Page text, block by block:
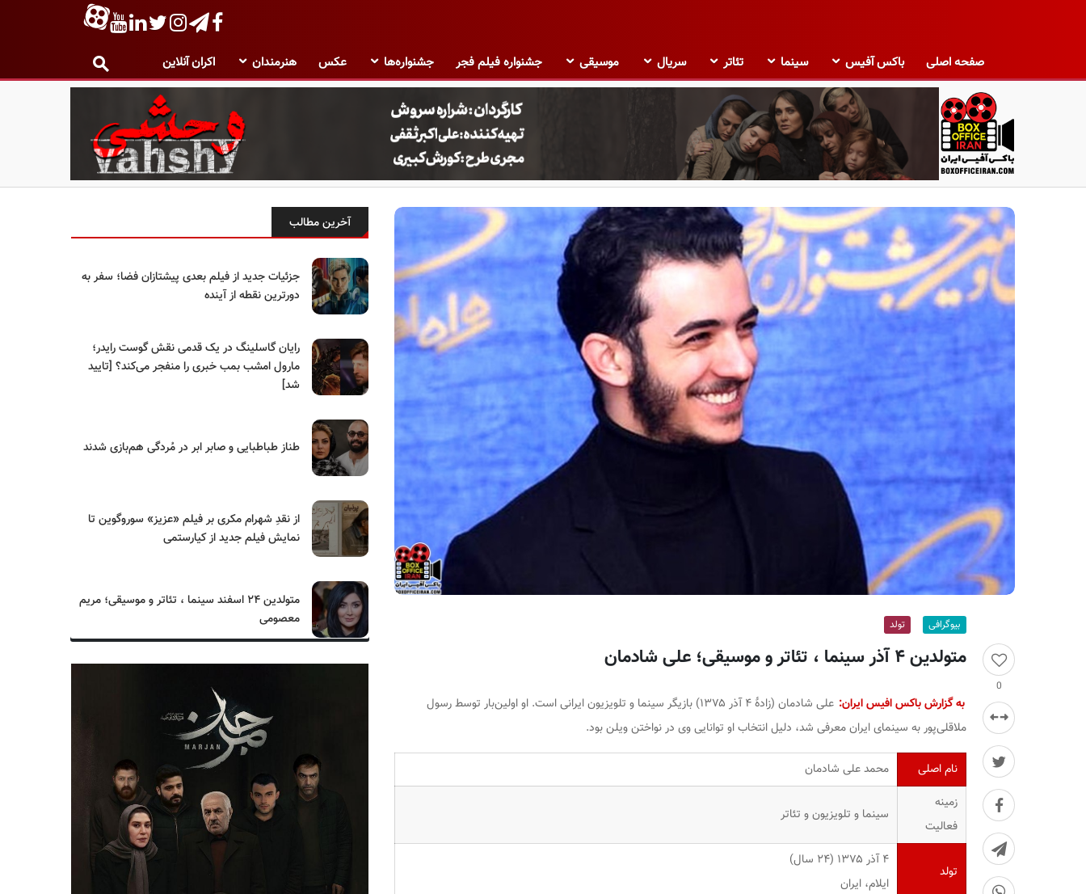
صفحه اصلی باکس آفیس سینما تئاتر سریال موسیقی جشنواره فیلم فجر جشنواره‌ها عکس هنرمندان اکران آنلاین
ب
ک
س
ی
س
ی
ر
ن
0
بیوگرافی تولد
متولدین ۴ آذر سینما ، تئاتر و موسیقی؛ علی شادمان
به گزارش باکس افیس ایران:
علی شادمان (زادهٔ ۴ آذر ۱۳۷۵) بازیگر سینما و تلویزیون ایرانی است. او اولین‌بار توسط رسول
ملاقلی‌پور به سینمای ایران معرفی شد، دلیل انتخاب او توانایی وی در نواختن ویلن بود.
نام اصلی
محمد علی شادمان
زمینه
فعالیت
سینما و تلویزیون و تئاتر
تولد
۴ آذر ۱۳۷۵ ‏(۲۴ سال)
ایلام، ایران
آخرین مطالب
جزئیات جدید از فیلم بعدی پیشتازان فضا؛ سفر به
دورترین نقطه از آینده
رایان گاسلینگ در یک قدمی نقش گوست رایدر؛
مارول امشب بمب خبری را منفجر می‌کند؟ [تایید
شد]
طناز طباطبایی و صابر ابر در مُردگی هم‌بازی شدند
از نقدِ شهرام مکری بر فیلم «عزیز» سوروگوین تا
نمایش فیلم جدید از کیارستمی
متولدین ۲۴ اسفند سینما ، تئاتر و موسیقی؛ مریم
معصومی